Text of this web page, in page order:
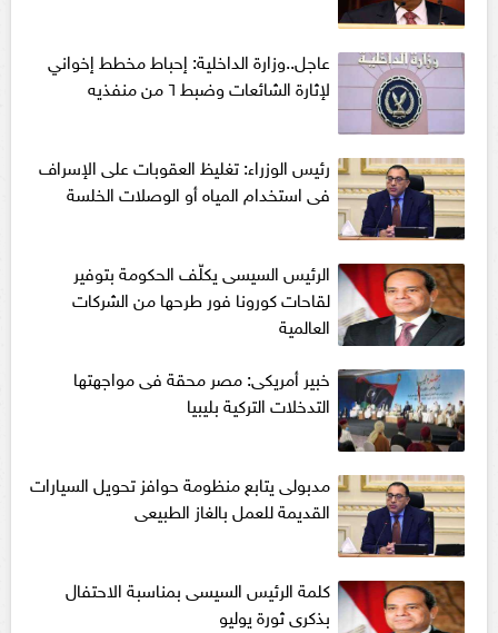
عاجل..وزارة الداخلية: إحباط مخطط إخواني
لإثارة الشائعات وضبط ٦ من منفذيه
رئيس الوزراء: تغليظ العقوبات على الإسراف
فى استخدام المياه أو الوصلات الخلسة
الرئيس السيسى يكلّف الحكومة بتوفير
لقاحات كورونا فور طرحها من الشركات
العالمية
خبير أمريكى: مصر محقة فى مواجهتها
التدخلات التركية بليبيا
مدبولى يتابع منظومة حوافز تحويل السيارات
القديمة للعمل بالغاز الطبيعى
كلمة الرئيس السيسى بمناسبة الاحتفال
بذكرى ثورة يوليو